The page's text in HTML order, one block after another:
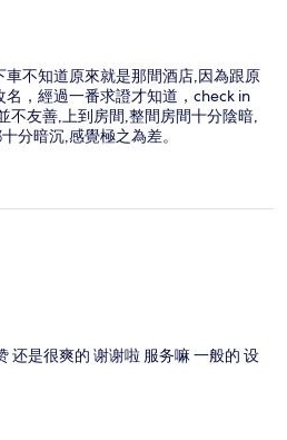
不知道原來就是那間酒店,因為跟原
，經過一番求證才知道，check in
不友善,上到房間,整間房間十分陰暗,
分暗沉,感覺極之為差。
还是很爽的 谢谢啦 服务嘛 一般的 设